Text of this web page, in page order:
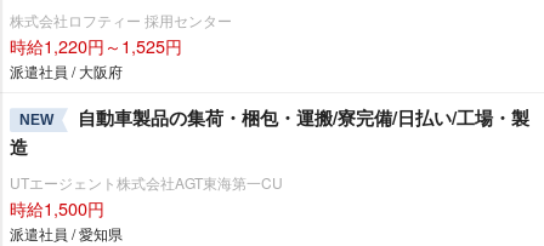
株式会社ロフティー 採用センター
時給1,220円～1,525円
派遣社員 / 大阪府
NEW
自動車製品の集荷・梱包・運搬/寮完備/日払い/工場・製
造
UTエージェント株式会社AGT東海第一CU
時給1,500円
派遣社員 / 愛知県